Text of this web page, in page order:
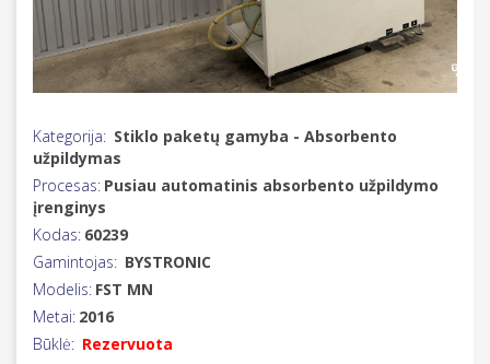
Kategorija: Stiklo paketų gamyba - Absorbento
užpildymas
Procesas: Pusiau automatinis absorbento užpildymo
įrenginys
Kodas: 60239
Gamintojas: BYSTRONIC
Modelis: FST MN
Metai: 2016
Būklė: Rezervuota